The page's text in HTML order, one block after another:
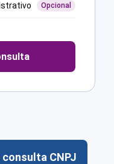
Opcional
CNPJ